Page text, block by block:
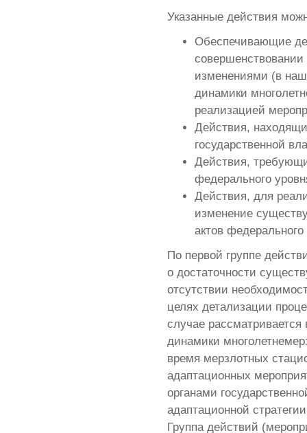
Указанные действия
Обеспечивающие
совершенствовании
изменениями (в
динамики
реализацией
Действия,
государственной
Действия,
федерального
Действия, для
изменение
актов федерального
По первой группе
о достаточности
отсутствии
целях детализации
случае рассматривается
динамики
время мерзлотных
адаптационных
органами
адаптационной
Группа действий